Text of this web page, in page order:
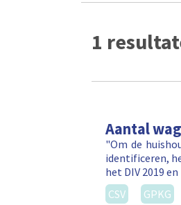
1
Aantal
"Om de
identificeren,
het DIV 2019
CSV
GPKG